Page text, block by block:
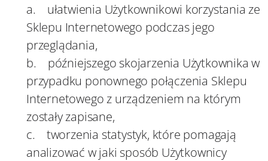
a. ułatwienia Użytkownikowi korzystania ze
Sklepu Internetowego podczas jego
przeglądania,
b. późniejszego skojarzenia Użytkownika w
przypadku ponownego połączenia Sklepu
Internetowego z urządzeniem na którym
zostały zapisane,
c. tworzenia statystyk, które pomagają
analizować w jaki sposób Użytkownicy